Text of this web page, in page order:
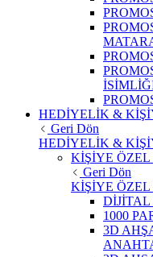
HEDİYELİK &
Geri Dön
HEDİYELİK &
KİŞİYE
Geri Dön
KİŞİYE
DİJİTAL
1000
3D